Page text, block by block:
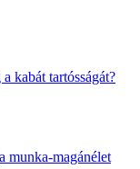
kabát tartósságát?
munka-magánélet